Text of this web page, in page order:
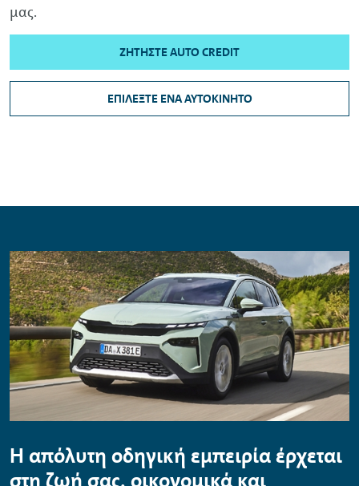
μας.
ΖΗΤΉΣΤΕ AUTO CREDIT
ΕΠΙΛΈΞΤΕ ΈΝΑ ΑΥΤΟΚΊΝΗΤΟ
Η απόλυτη οδηγική εµπειρία έρχεται